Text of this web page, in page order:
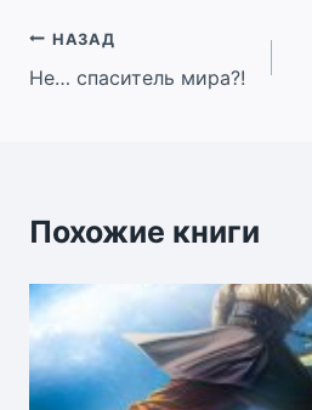
Навигация
по
НАЗАД
Не… спаситель мира?!
Похожие книги